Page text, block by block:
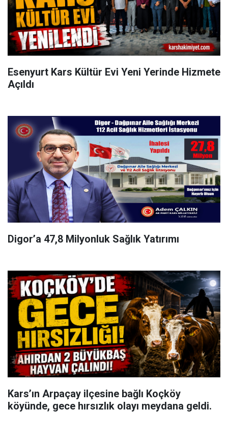
Esenyurt Kars Kültür Evi Yeni Yerinde Hizmete
Açıldı
Digor’a 47,8 Milyonluk Sağlık Yatırımı
Kars’ın Arpaçay ilçesine bağlı Koçköy
köyünde, gece hırsızlık olayı meydana geldi.